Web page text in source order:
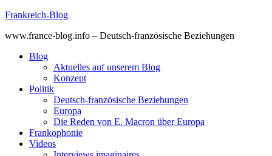
Skip
content
Frankreich-Blog
www.france-blog.info – Deutsch-französische Beziehungen
Blog
Aktuelles auf unserem Blog
Konzept
Politik
Deutsch-französische Beziehungen
Europa
Die Reden von E. Macron über Europa
Frankophonie
Videos